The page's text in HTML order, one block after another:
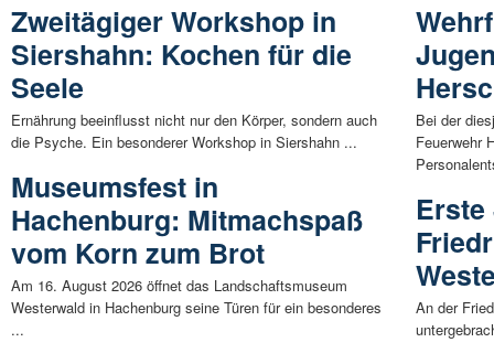
Zweitägiger Workshop in
Siershahn: Kochen für die
Seele
Ernährung beeinflusst nicht nur den Körper, sondern auch
die Psyche. Ein besonderer Workshop in Siershahn ...
Museumsfest in
Hachenburg: Mitmachspaß
vom Korn zum Brot
Am 16. August 2026 öffnet das Landschaftsmuseum
Westerwald in Hachenburg seine Türen für ein besonderes
...
Bei der
Feuerwehr
An der